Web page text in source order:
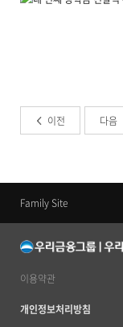
이전 다음
이용약관
개인정보처리방침
Family Site
우리금융지주
우리은행
동양생명
우리카드